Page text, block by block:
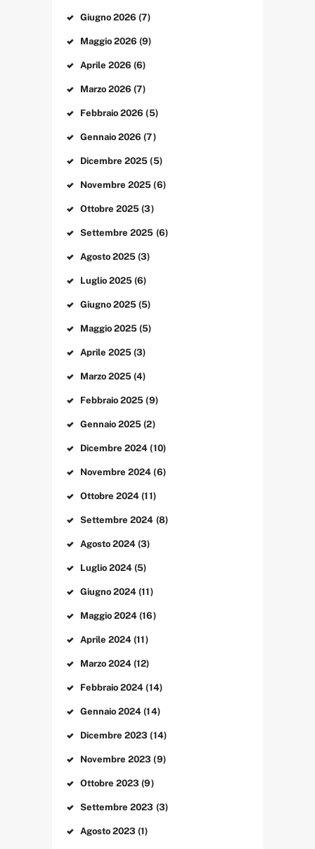
Giugno 2026 (7)
Maggio 2026 (9)
Aprile 2026 (6)
Marzo 2026 (7)
Febbraio2026 (5)
Gennaio2026 (7)
Dicembre2025 (5)
Novembre2025 (6)
Ottobre2025 (3)
Settembre2025 (6)
Agosto 2025 (3)
Luglio 2025 (6)
Giugno 2025 (5)
Maggio 2025 (5)
Aprile 2025 (3)
Marzo 2025 (4)
Febbraio2025 (9)
Gennaio2025 (2)
Dicembre2024 (10)
Novembre2024 (6)
Ottobre2024 (11)
Settembre2024 (8)
Agosto 2024 (3)
Luglio 2024 (5)
Giugno 2024 (11)
Maggio 2024 (16)
Aprile 2024 (11)
Marzo 2024 (12)
Febbraio2024 (14)
Gennaio2024 (14)
Dicembre2023 (14)
Novembre2023 (9)
Ottobre2023 (9)
Settembre2023 (3)
Agosto 2023 (1)